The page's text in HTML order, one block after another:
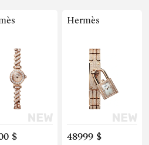
$
Hermès
48999 $